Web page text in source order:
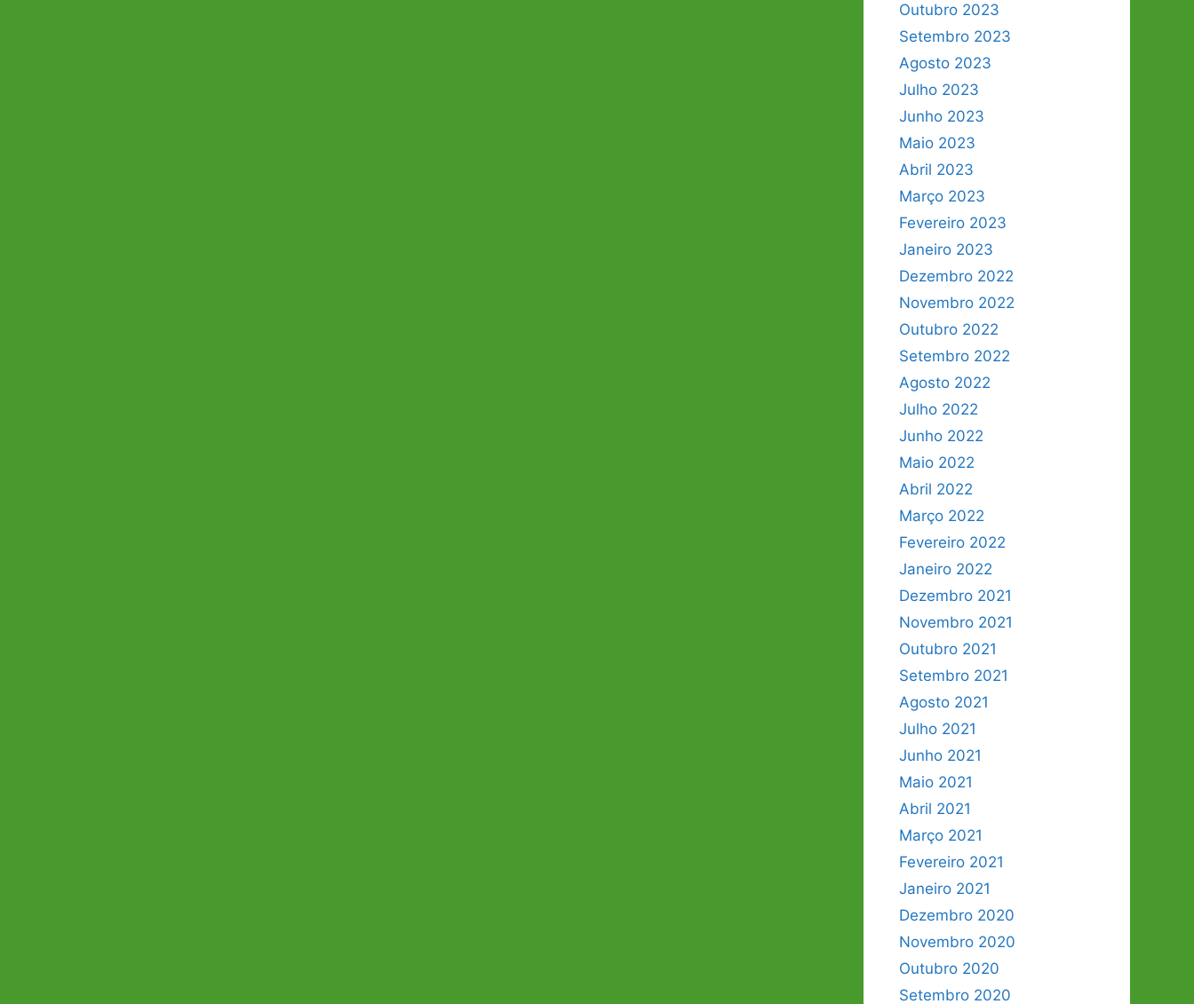
Outubro 2023
Setembro 2023
Agosto 2023
Julho 2023
Junho 2023
Maio 2023
Abril 2023
Março 2023
Fevereiro 2023
Janeiro 2023
Dezembro 2022
Novembro 2022
Outubro 2022
Setembro 2022
Agosto 2022
Julho 2022
Junho 2022
Maio 2022
Abril 2022
Março 2022
Fevereiro 2022
Janeiro 2022
Dezembro 2021
Novembro 2021
Outubro 2021
Setembro 2021
Agosto 2021
Julho 2021
Junho 2021
Maio 2021
Abril 2021
Março 2021
Fevereiro 2021
Janeiro 2021
Dezembro 2020
Novembro 2020
Outubro 2020
Setembro 2020